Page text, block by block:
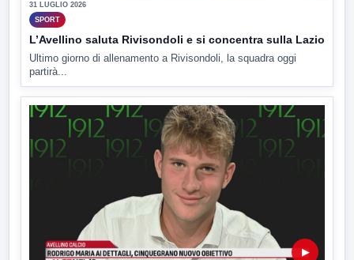
31 LUGLIO 2026
SPORT
L’Avellino saluta Rivisondoli e si concentra sulla Lazio
Ultimo giorno di allenamento a Rivisondoli, la squadra oggi
partirà...
▶